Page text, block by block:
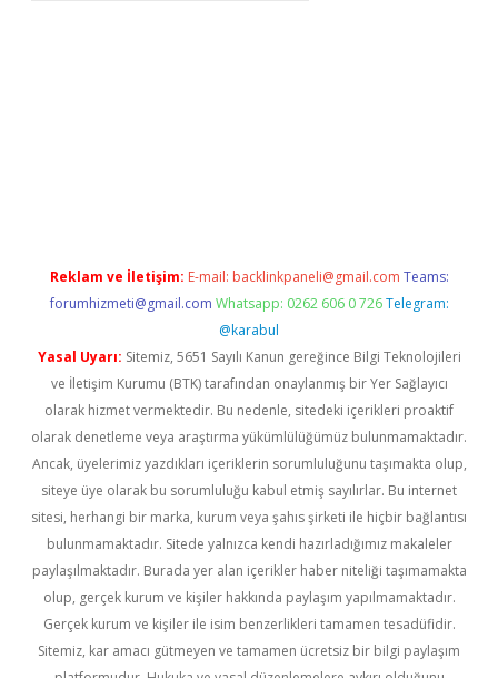
Reklam ve İletişim: E-mail: backlinkpaneli@gmail.com Teams:
forumhizmeti@gmail.com Whatsapp: 0262 606 0 726 Telegram:
@karabul
Yasal Uyarı: Sitemiz, 5651 Sayılı Kanun gereğince Bilgi Teknolojileri
ve İletişim Kurumu (BTK) tarafından onaylanmış bir Yer Sağlayıcı
olarak hizmet vermektedir. Bu nedenle, sitedeki içerikleri proaktif
olarak denetleme veya araştırma yükümlülüğümüz bulunmamaktadır.
Ancak, üyelerimiz yazdıkları içeriklerin sorumluluğunu taşımakta olup,
siteye üye olarak bu sorumluluğu kabul etmiş sayılırlar. Bu internet
sitesi, herhangi bir marka, kurum veya şahıs şirketi ile hiçbir bağlantısı
bulunmamaktadır. Sitede yalnızca kendi hazırladığımız makaleler
paylaşılmaktadır. Burada yer alan içerikler haber niteliği taşımamakta
olup, gerçek kurum ve kişiler hakkında paylaşım yapılmamaktadır.
Gerçek kurum ve kişiler ile isim benzerlikleri tamamen tesadüfidir.
Sitemiz, kar amacı gütmeyen ve tamamen ücretsiz bir bilgi paylaşım